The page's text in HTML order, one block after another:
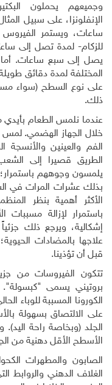
وجميعهم يحملون
الإنفلونزا، على سبيل
ساعات، ويستمر الفيروس
للزكام- لمدة تصل إلى
يصل إلى سبع ساعات. أما
المختلفة لمدة دقائق
على نوع السطح (سواء
ذلك.
عندما نلمس الطعام
خلال الجهاز الهضمي. لمس
الفم والعينين
الطريق قصيرا إلى
يلمسون وجوههم
بذلك عشرات المرات في
الأكثر أهمية بنظر
باستمرار لإزالة مسببات
إشكالية، ويرجع ذلك
علاجها بالمضادات
قبل أن تؤذينا.
تتكون الفيروسات من
بروتيني يسمى
الكورونا المسببة للوباء
على الالتصاق بسهولة
الجلد (وبخاصة راحة
الأسطح الأقل دهنية من
الصابون والمطهرات
الغلاف الدهني والروابط